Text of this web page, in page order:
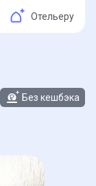
Отельеру
Без кешбэка